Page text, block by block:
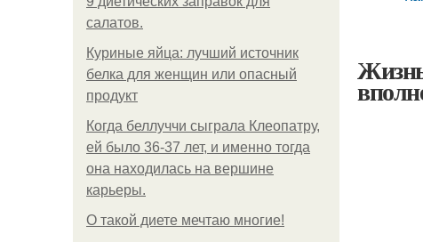
салатов.
Куриные яйца: лучший источник
белка для женщин или опасный
продукт
Когда беллуччи сыграла Клеопатру,
ей было 36-37 лет, и именно тогда
она находилась на вершине
карьеры.
О такой диете мечтаю многие!